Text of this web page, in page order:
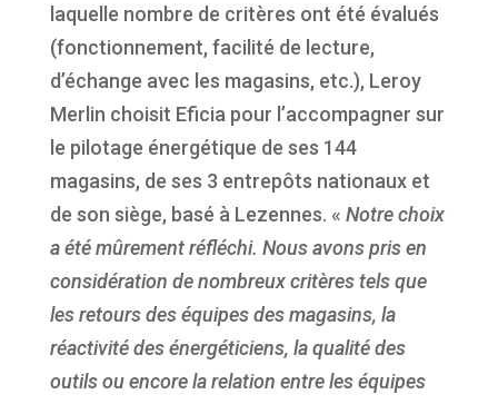
laquelle nombre de critères ont été évalués
(fonctionnement, facilité de lecture,
d’échange avec les magasins, etc.), Leroy
Merlin choisit Eficia pour l’accompagner sur
le pilotage énergétique de ses 144
magasins, de ses 3 entrepôts nationaux et
de son siège, basé à Lezennes. « Notre choix
a été mûrement réfléchi. Nous avons pris en
considération de nombreux critères tels que
les retours des équipes des magasins, la
réactivité des énergéticiens, la qualité des
outils ou encore la relation entre les équipes